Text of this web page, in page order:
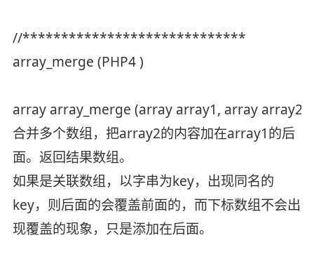
//*****************************
array_merge (PHP4 )
array array_merge (array array1, array array2
合并多个数组，把array2的内容加在array1的后
面。返回结果数组。
如果是关联数组，以字串为key，出现同名的
key，则后面的会覆盖前面的，而下标数组不会出
现覆盖的现象，只是添加在后面。